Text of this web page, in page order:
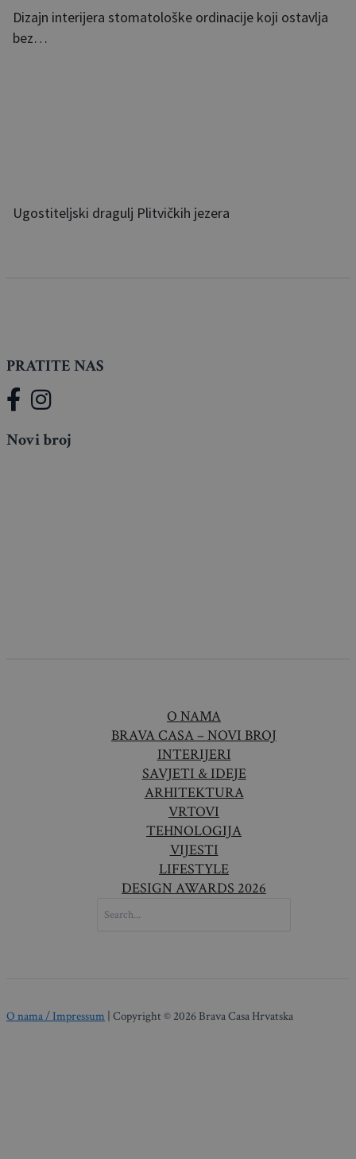
Dizajn interijera stomatološke ordinacije koji ostavlja
bez…
Ugostiteljski dragulj Plitvičkih jezera
PRATITE NAS
Novi broj
O NAMA
BRAVA CASA – NOVI BROJ
INTERIJERI
SAVJETI & IDEJE
ARHITEKTURA
VRTOVI
TEHNOLOGIJA
VIJESTI
LIFESTYLE
DESIGN AWARDS 2026
FOR:
O nama / Impressum | Copyright © 2026 Brava Casa Hrvatska